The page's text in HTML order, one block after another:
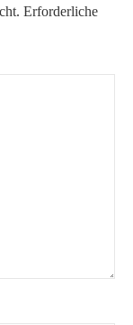
Erforderliche